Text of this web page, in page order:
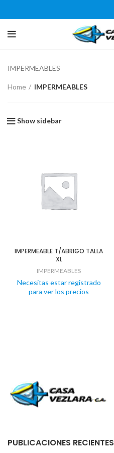
IMPERMEABLES
Home IMPERMEABLES
Show sidebar
IMPERMEABLE T/ABRIGO TALLA
XL
IMPERMEABLES
Necesitas estar registrado
para ver los precios
PUBLICACIONES RECIENTES